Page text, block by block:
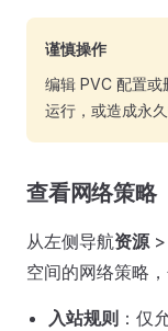
谨慎操作
编辑 PVC 配置或
运行，或造成永
查看网络策略
从左侧导航资源>
空间的网络策略，
入站规则 ：仅